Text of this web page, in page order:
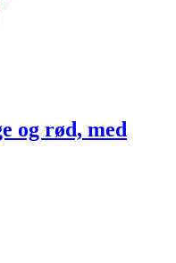
og rød, med